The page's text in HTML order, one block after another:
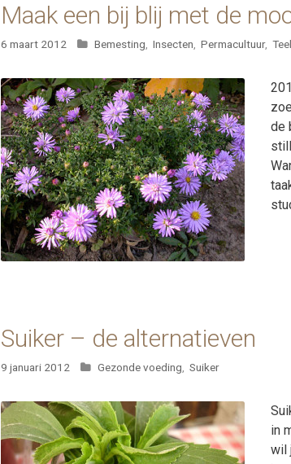
Maak een bij blij met de
6 maart 2012 Categorieën
Bemesting Insecten Permacultuur,
de
Suiker – de alternatieven
9 januari 2012 Categorieën
Gezonde voeding Suiker
in
wil